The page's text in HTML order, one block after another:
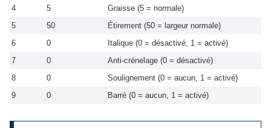
4
5
Graisse (5 = normale)
5
50
Étirement (50 = largeur normale)
6
0
Italique (0 = désactivé, 1 = activé)
7
0
Anti-crénelage (0 = désactivé)
8
0
Soulignement (0 = aucun, 1 = activé)
9
0 Barré (0 = aucun, 1 = activé)